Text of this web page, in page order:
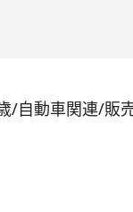
/自動車関連/販